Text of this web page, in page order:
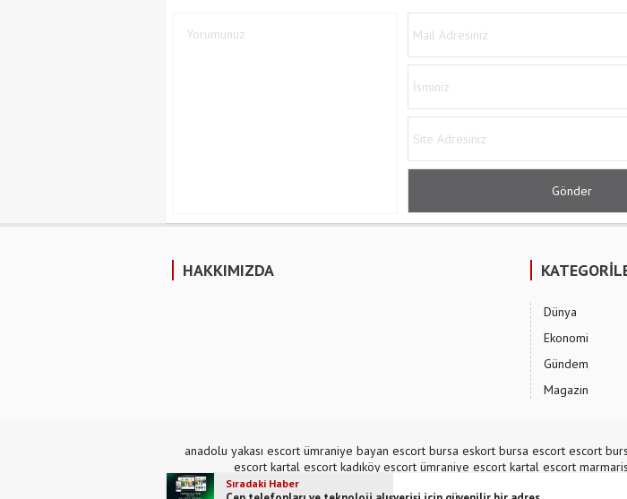
Sıradaki Haber
HAKKIMIZDA
Dünya
Ekonomi
Gündem
Magazin
anadolu yakası escort ümraniye bayan escort bursa eskort bursa escort escort
escort kartal escort kadıköy escort ümraniye escort kartal escort